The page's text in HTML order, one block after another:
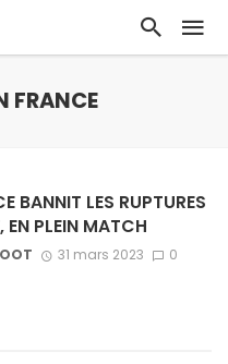
FRANCE
BANNIT LES RUPTURES
EN PLEIN MATCH
31 mars 2023 0